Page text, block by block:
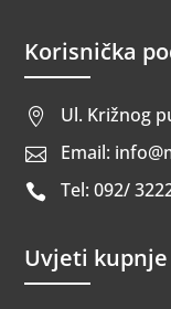
Korisnička
 Ul. Križnog
 Email:
 Tel: 092/
Uvjeti kupnje